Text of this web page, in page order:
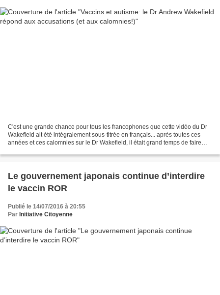
C'est une grande chance pour tous les francophones que cette vidéo du Dr
Wakefield ait été intégralement sous-titrée en français... après toutes ces
années et ces calomnies sur le Dr Wakefield, il était grand temps de faire
Le gouvernement japonais continue d’interdire
le vaccin ROR
Publié le 14/07/2016 à 20:55
Par Initiative Citoyenne